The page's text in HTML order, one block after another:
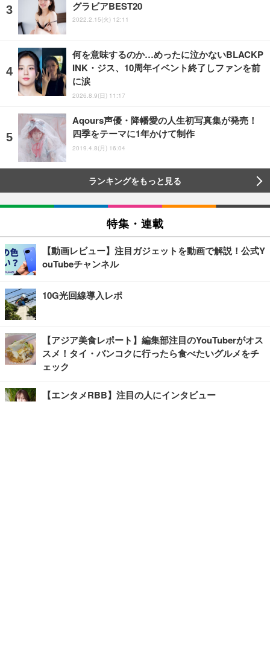
グラビアBEST20
2022.2.15(火) 12:11
何を意味するのか…めったに泣かないBLACKP
INK・ジス、10周年イベント終了しファンを前
に涙
2026.8.9(日) 11:17
Aqours声優・降幡愛の人生初写真集が発売！
四季をテーマに1年かけて制作
2019.4.8(月) 16:04
ランキングをもっと見る
特集・連載
【動画レビュー】注目ガジェットを動画で解説！公式Y
ouTubeチャンネル
10G光回線導入レポ
【アジア美食レポート】編集部注目のYouTuberがオス
スメ！タイ・バンコクに行ったら食べたいグルメをチ
ェック
【エンタメRBB】注目の人にインタビュー